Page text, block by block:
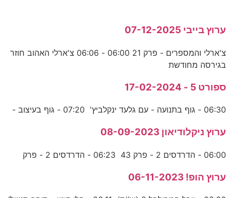
ערוץ בייבי 07-12-2025
צ'ארלי והמספרים - פרק 21 06:00 - 06:06 צ'ארלי האהוב חוזר
בגירסה מחודשת
ספורט 5 - 17-02-2024
06:30 - גוף בתנועה - עם גלעד ינקלביץ' 07:20 - גוף בעיצוב -
ערוץ ניקלודיאון 08-09-2023
06:00 - הדרדסים 2 - פרק 43 06:23 - הדרדסים 2 - פרק
ערוץ הופ! 06-11-2023